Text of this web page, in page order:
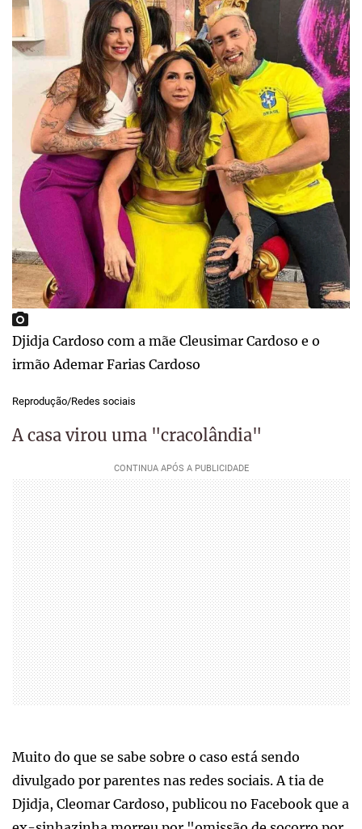
Djidja Cardoso com a mãe Cleusimar Cardoso e o
irmão Ademar Farias Cardoso
Reprodução/Redes sociais
A casa virou uma "cracolândia"
Muito do que se sabe sobre o caso está sendo
divulgado por parentes nas redes sociais. A tia de
Djidja, Cleomar Cardoso, publicou no Facebook que a